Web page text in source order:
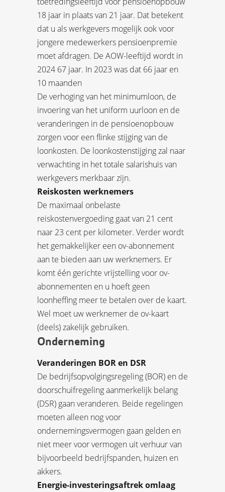
18 jaar in plaats van 21 jaar. Dat betekent
dat u als werkgevers mogelijk ook voor
jongere medewerkers pensioenpremie
moet afdragen. De AOW-leeftijd wordt in
2024 67 jaar. In 2023 was dat 66 jaar en
10 maanden
De verhoging van het minimumloon, de
invoering van het uniform uurloon en de
veranderingen in de pensioenopbouw
zorgen voor een flinke stijging van de
loonkosten. De loonkostenstijging zal naar
verwachting in het totale salarishuis van
werkgevers merkbaar zijn.
Reiskosten werknemers
De maximaal onbelaste
reiskostenvergoeding gaat van 21 cent
naar 23 cent per kilometer. Verder wordt
het gemakkelijker een ov-abonnement
aan te bieden aan uw werknemers. Er
komt één gerichte vrijstelling voor ov-
abonnementen en u hoeft geen
loonheffing meer te betalen over de kaart.
Wel moet uw werknemer de ov-kaart
(deels) zakelijk gebruiken.
Onderneming
Veranderingen BOR en DSR
De bedrijfsopvolgingsregeling (BOR) en de
doorschuifregeling aanmerkelijk belang
(DSR) gaan veranderen. Beide regelingen
moeten alleen nog voor
ondernemingsvermogen gaan gelden en
niet meer voor vermogen uit verhuur van
bijvoorbeeld bedrijfspanden, huizen en
akkers.
Energie-investeringsaftrek omlaag